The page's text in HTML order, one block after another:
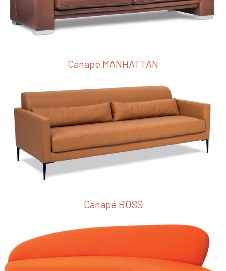
Canapé MANHATTAN
Canapé BOSS